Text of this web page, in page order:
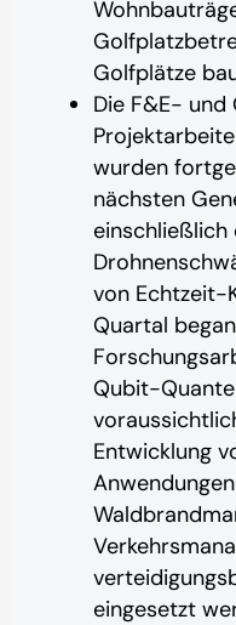
Golfplätze
Die F&E-
wurden
nächsten
einschließlich
von Echtzeit-
Quartal
Qubit-
Entwicklung
eingesetzt